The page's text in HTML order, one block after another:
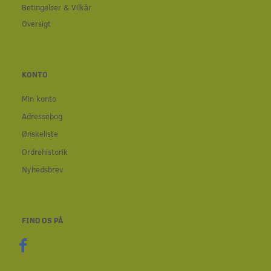
Betingelser & Vilkår
Oversigt
KONTO
Min konto
Adressebog
Ønskeliste
Ordrehistorik
Nyhedsbrev
FIND OS PÅ